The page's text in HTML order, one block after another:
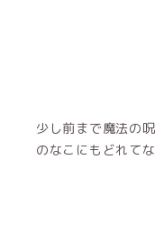
少し前まで魔法の
のなこにもどれて